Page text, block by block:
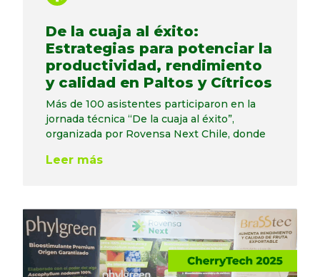
De la cuaja al éxito:
Estrategias para potenciar la
productividad, rendimiento
y calidad en Paltos y Cítricos
Más de 100 asistentes participaron en la
jornada técnica “De la cuaja al éxito”,
organizada por Rovensa Next Chile, donde
Leer más